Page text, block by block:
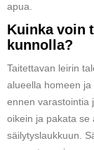
apua.
Kuinka voin
kunnolla?
Taitettavan leirin
alueella homeen
ennen varastointia
oikein ja pakata se
säilytyslaukkuun.